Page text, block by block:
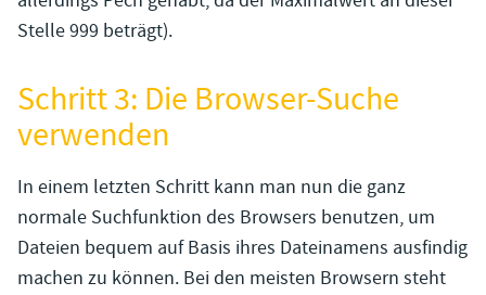
Stelle 999 beträgt).
Schritt 3: Die Browser-Suche
verwenden
In einem letzten Schritt kann man nun die ganz
normale Suchfunktion des Browsers benutzen, um
Dateien bequem auf Basis ihres Dateinamens ausfindig
machen zu können. Bei den meisten Browsern steht